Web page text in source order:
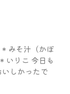
みそ汁（かぼ
いりこ 今日も
しかったで